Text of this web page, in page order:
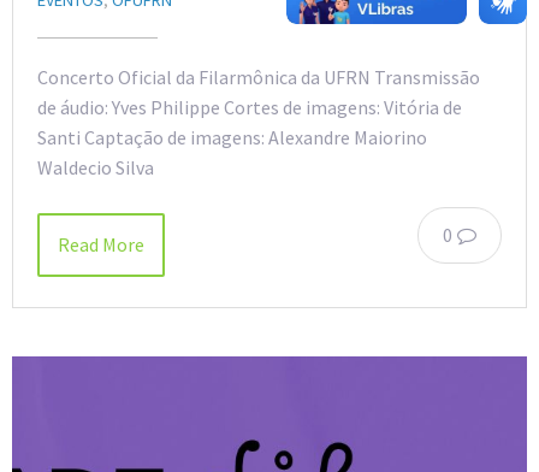
Concerto Oficial da Filarmônica da UFRN Transmissão
de áudio: Yves Philippe Cortes de imagens: Vitória de
Santi Captação de imagens: Alexandre Maiorino
Waldecio Silva
0
Read More